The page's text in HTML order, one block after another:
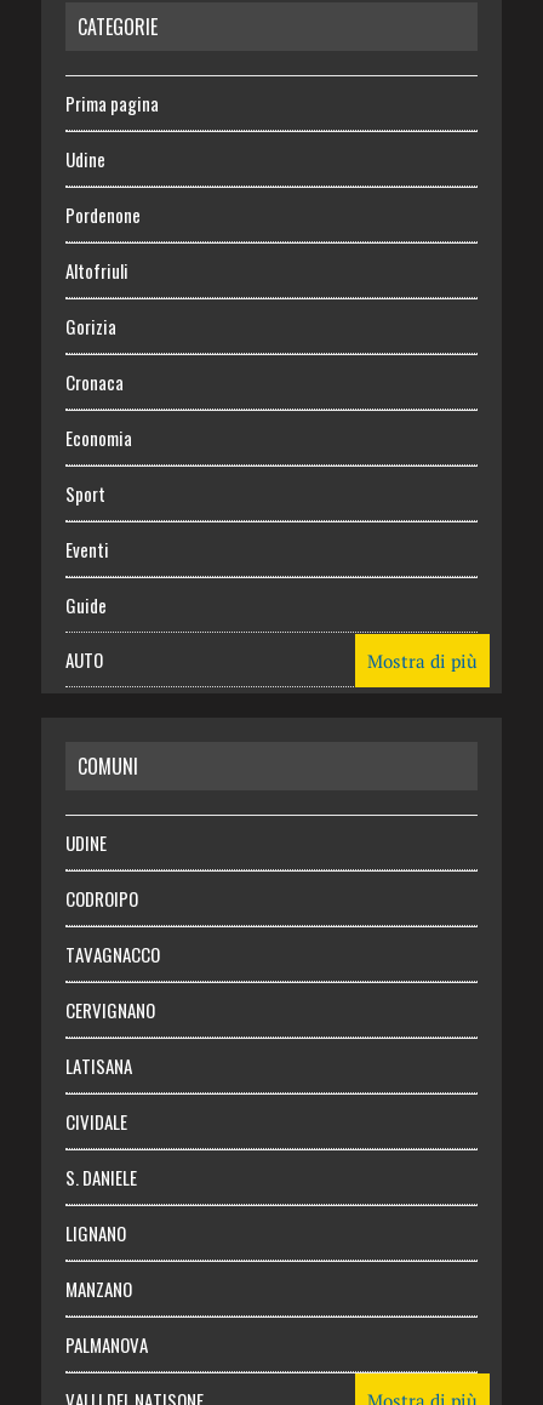
CATEGORIE
Prima pagina
Udine
Pordenone
Altofriuli
Gorizia
Cronaca
Economia
Sport
Eventi
Guide
AUTO
RISPARMIO
SALUTE
Necrologie
Chi siamo
Abbonati
Login
Mostra di più
COMUNI
UDINE
CODROIPO
TAVAGNACCO
CERVIGNANO
LATISANA
CIVIDALE
S. DANIELE
LIGNANO
MANZANO
PALMANOVA
Mostra di più